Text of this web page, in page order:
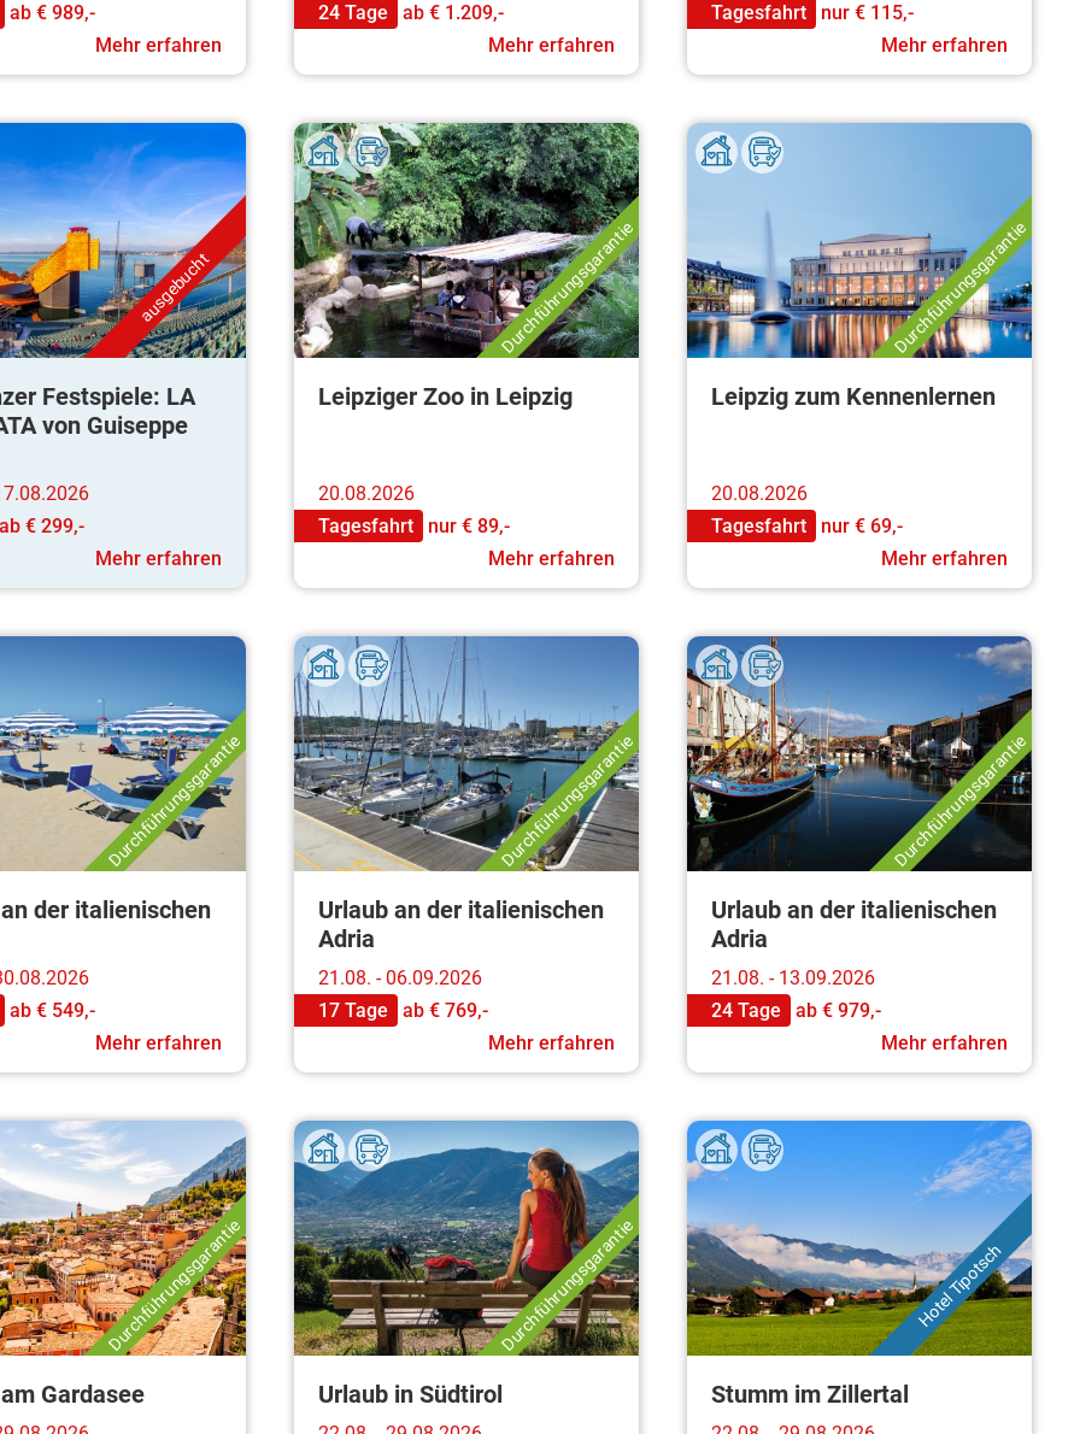
ab € 989,-
Mehr erfahren
24 Tage
ab € 1.209,-
Mehr erfahren
Tagesfahrt
nur € 115,-
Mehr erfahren
ausgebucht
Festspiele: LA
von Guiseppe
ab € 299,-
Mehr erfahren
Durchführungsgarantie
Leipziger Zoo in Leipzig
20.08.2026
Tagesfahrt
nur € 89,-
Mehr erfahren
Durchführungsgarantie
Leipzig zum Kennenlernen
20.08.2026
Tagesfahrt
nur € 69,-
Mehr erfahren
Durchführungsgarantie
der italienischen
ab € 549,-
Mehr erfahren
Durchführungsgarantie
Urlaub an der italienischen
Adria
21.08. - 06.09.2026
17 Tage
ab € 769,-
Mehr erfahren
Durchführungsgarantie
Urlaub an der italienischen
Adria
21.08. - 13.09.2026
24 Tage
ab € 979,-
Mehr erfahren
Durchführungsgarantie
Gardasee
Durchführungsgarantie
Urlaub in Südtirol
Hotel Tipotsch
Stumm im Zillertal